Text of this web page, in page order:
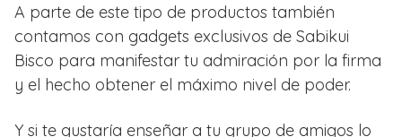
A parte de este tipo de productos también
contamos con gadgets exclusivos de Sabikui
Bisco para manifestar tu admiración por la firma
y el hecho obtener el máximo nivel de poder.
Y si te gustaría enseñar a tu grupo de amigos lo